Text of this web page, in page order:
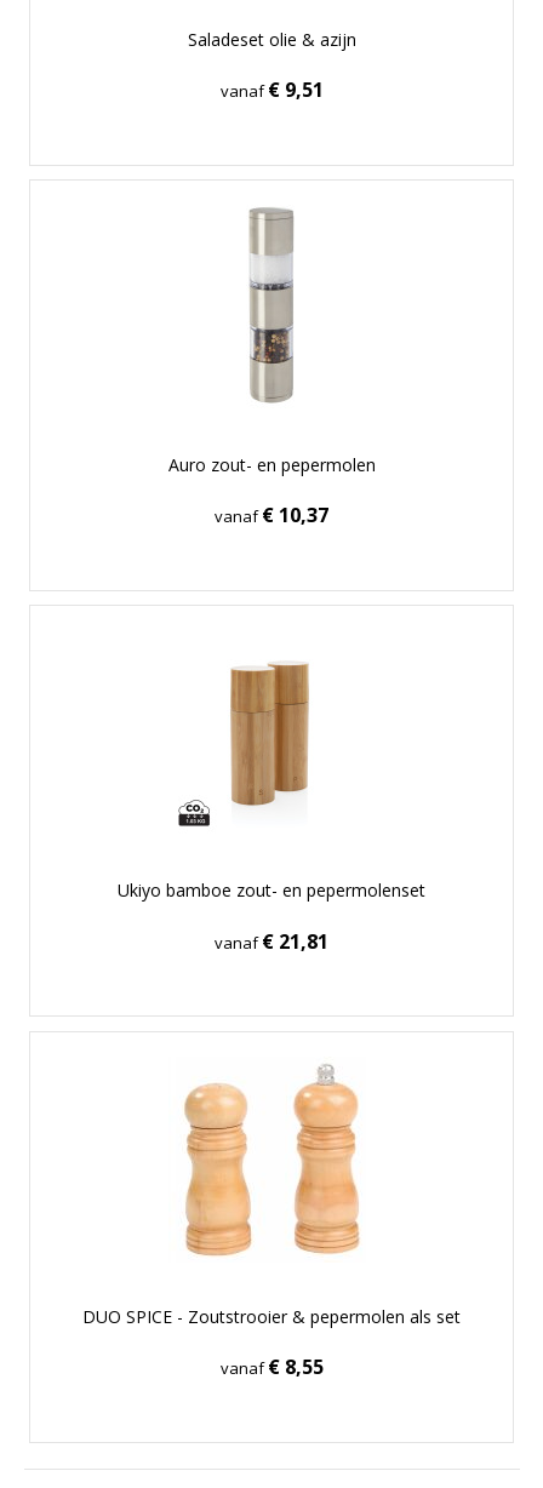
Saladeset olie & azijn
vanaf€ 9,51
Auro zout- en pepermolen
vanaf€ 10,37
Ukiyo bamboe zout- en pepermolenset
vanaf€ 21,81
DUO SPICE - Zoutstrooier & pepermolen als set
vanaf€ 8,55